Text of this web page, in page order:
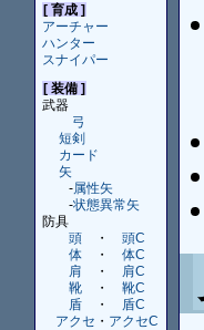
[ 育成 ]
アーチャー
ハンター
スナイパー
[ 装備 ]
武器
弓
短剣
カード
矢
-属性矢
-状態異常矢
防具
頭
・
頭C
体
・
体C
肩
・
肩C
靴
・
靴C
盾
・
盾C
アクセ ・ アクセC